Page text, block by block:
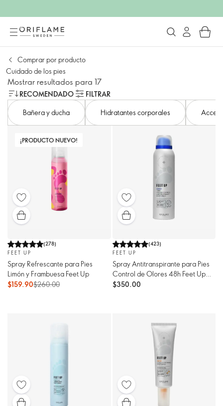
Comprar por producto
Cuidado de los pies
Mostrar resultados para 17
RECOMENDADO
FILTRAR
Bañera y ducha
Hidratantes corporales
¡PRODUCTO NUEVO!
(278)
FEET UP
Spray Refrescante para Pies
Limón y Frambuesa Feet Up
$159.90$260.00
(423)
FEET UP
Spray Antitranspirante para Pies
Control de Olores 48h Feet Up
Expert
$350.00